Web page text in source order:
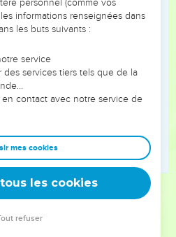
?
voit moins les doutes, les erreurs
ont traversés, alors même que ce
les ont façonnés.
entrepreneurs, et responsables
de sagesse afin que leurs erreurs
vous guidiez un ministère, une
famille, leur expérience est faite
personnel (comme vos
informations renseignées dans
les buts suivants :
service
services tiers tels que de la
contact avec notre service de
mes cookies
les cookies
refuser